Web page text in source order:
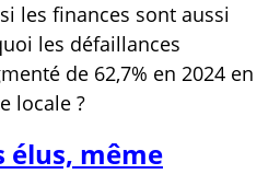
les finances sont aussi
les défaillances
de 62,7% en 2024 en
locale ?
élus, même